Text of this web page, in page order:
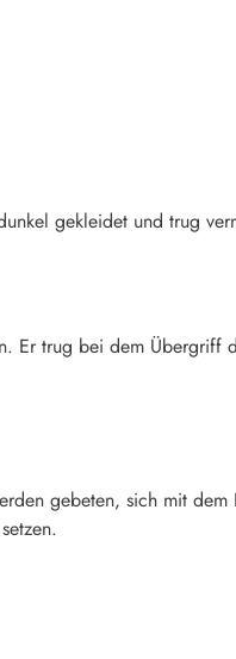
gekleidet und trug
Er trug bei dem
gebeten, sich mit